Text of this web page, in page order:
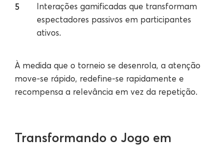
Interações gamificadas que transformam
espectadores passivos em participantes
ativos.
À medida que o torneio se desenrola, a atenção
move-se rápido, redefine-se rapidamente e
recompensa a relevância em vez da repetição.
Transformando o Jogo em